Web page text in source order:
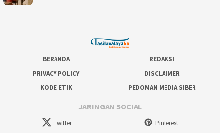
BERANDA
REDAKSI
PRIVACY POLICY
DISCLAIMER
KODE ETIK
PEDOMAN MEDIA SIBER
JARINGAN SOCIAL
Twitter Pinterest